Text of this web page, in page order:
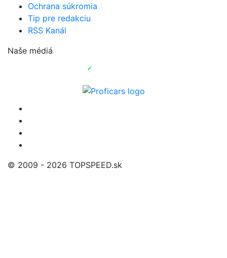
Ochrana súkromia
Tip pre redakciu
RSS Kanál
Naše médiá
© 2009 - 2026 TOPSPEED.sk